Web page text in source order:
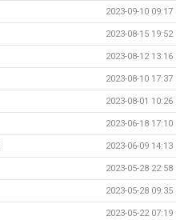
2023-09-10 09:17
2023-08-15 19:52
2023-08-12 13:16
2023-08-10 17:37
2023-08-01 10:26
2023-06-18 17:10
2023-06-09 14:13
2023-05-28 22:58
2023-05-28 09:35
2023-05-22 07:19